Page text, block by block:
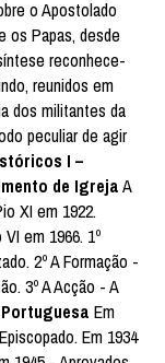
o Apostolado
os Papas, desde
reconhece-
reunidos em
dos militantes da
peculiar de agir
I –
de IgrejaA
XI em 1922.
em 1966. 1º
2º A Formação -
3º A Acção - A
Em
Em 1934